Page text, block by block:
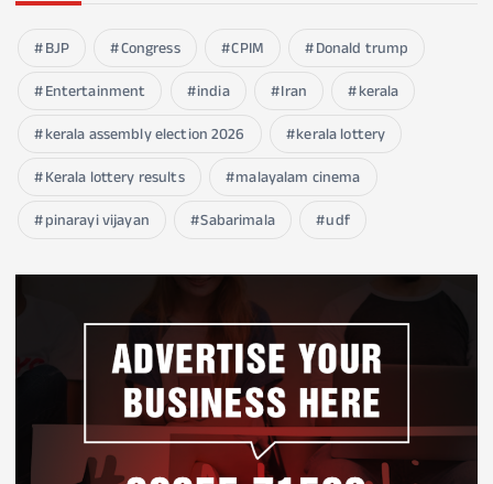
BJP Congress CPIM
Donald trump
Entertainment
india Iran
kerala
kerala assembly election 2026
kerala lottery
Kerala lottery results
malayalam cinema
pinarayi vijayan
Sabarimala udf